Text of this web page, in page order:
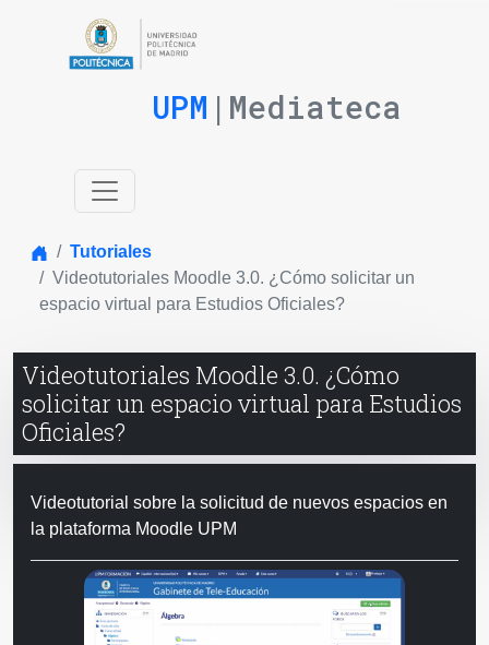
UPM |Mediateca
Inicio
Tutoriales
Videotutoriales Moodle 3.0. ¿Cómo solicitar un
espacio virtual para Estudios Oficiales?
Videotutoriales Moodle 3.0. ¿Cómo
solicitar un espacio virtual para Estudios
Oficiales?
Videotutorial sobre la solicitud de nuevos espacios en
la plataforma Moodle UPM